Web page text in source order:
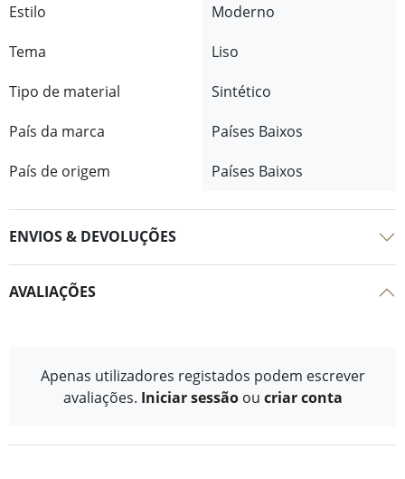
Estilo
Moderno
Tema
Liso
Tipo de material
Sintético
País da marca
Países Baixos
País de origem
Países Baixos
ENVIOS & DEVOLUÇÕES
AVALIAÇÕES
Apenas utilizadores registados podem escrever
avaliações. Iniciar sessão ou criar conta